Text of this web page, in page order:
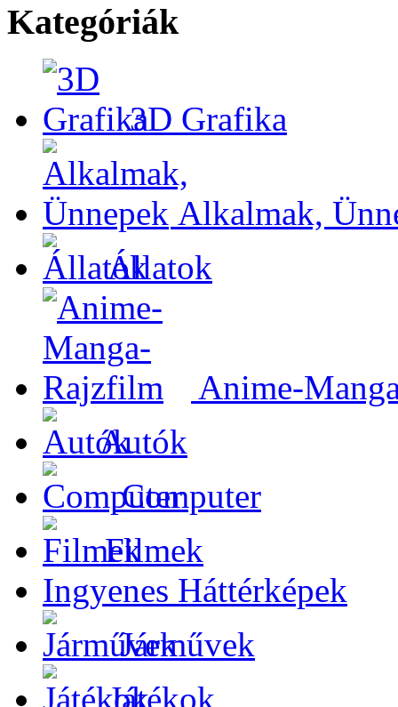
Kategóriák
3D Grafika
Alkalmak,
Állatok
Anime-
Autók
Computer
Filmek
Ingyenes Háttérképek
Járművek
Játékok